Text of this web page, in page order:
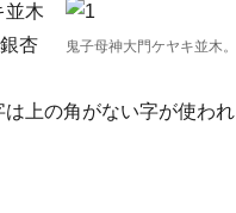
鬼子母神大門ケヤキ並木。
並木
杏
上の角がない字が使われ